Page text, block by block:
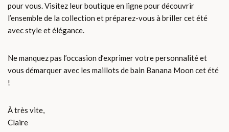
pour vous. Visitez leur boutique en ligne pour découvrir
l’ensemble de la collection et préparez-vous à briller cet été
avec style et élégance.
Ne manquez pas l’occasion d’exprimer votre personnalité et
vous démarquer avec les maillots de bain Banana Moon cet été
!
À très vite,
Claire